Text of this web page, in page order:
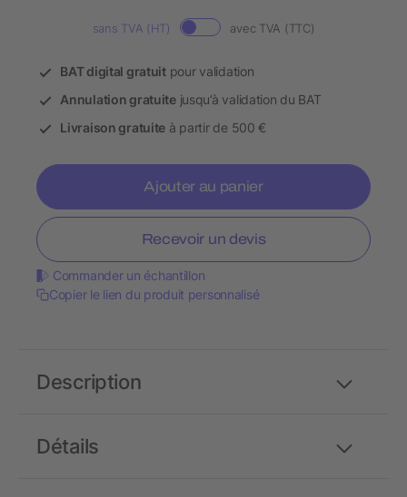
sans TVA (HT) avec TVA (TTC)
BAT digital gratuitpour validation
Annulation gratuitejusqu’à validation du BAT
Livraison gratuite à partir de 500 €
Ajouter au panier
Recevoir un devis
Commander un échantillon
Copier le lien du produit personnalisé
Détails
Description